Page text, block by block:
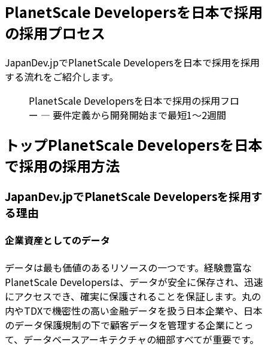
PlanetScale Developersを日本で採用
の採用プロセス
JapanDev.jpでPlanetScale Developersを日本で採用を採用
する流れをご紹介します。
PlanetScale Developersを日本で採用の採用フロ
ー — 要件定義から開発開始まで最短1〜2週間
トップPlanetScale Developersを日本
で採用の採用方法
JapanDev.jpでPlanetScale Developersを採用す
る理由
企業資産としてのデータ
データは最も価値のあるリソースの一つです。経験豊富な
PlanetScale Developersは、データが安全に保存され、迅速
にアクセスでき、確実に保護されることを保証します。丸の
内やTDXで機密性の高い金融データを扱う日本企業や、日本
のデータ保護規制の下で顧客データを管理する企業にとっ
て、データベースアーキテクチャの細部すべてが重要です。